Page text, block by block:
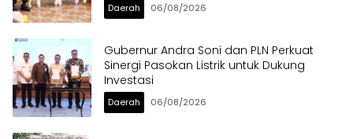
Daerah 06/08/2026
Gubernur Andra Soni dan PLN Perkuat
Sinergi Pasokan Listrik untuk Dukung
Investasi
Daerah 06/08/2026